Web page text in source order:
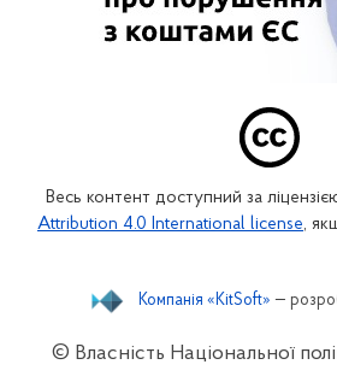
Весь контент доступний за
Attribution 4.0 International license,
© Власність Національної
Компанія «KitSoft» —